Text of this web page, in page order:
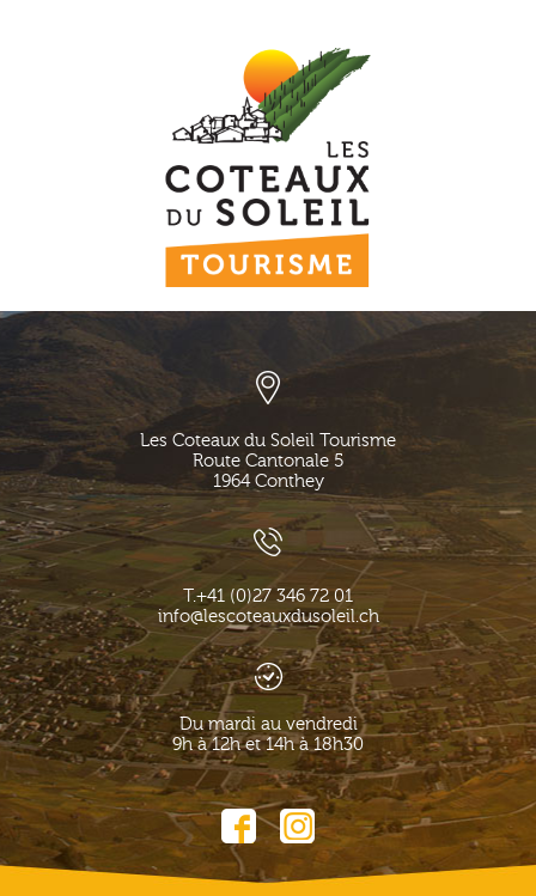
Les Coteaux du Soleil Tourisme
Route Cantonale 5
1964 Conthey
T.+41 (0)27 346 72 01
info@lescoteauxdusoleil.ch
Du mardi au vendredi
9h à 12h et 14h à 18h30